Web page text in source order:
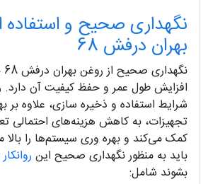
نگهداری صحیح و استفاده
بهران درفش 68
افزایش طول عمر و حفظ کیفیت آن دارد.
شرایط استفاده و ذخیره‌ سازی، علاوه بر
تجهیزات، به کاهش هزینه‌های احتمالی
کمک می‌کند و بهره‌ وری سیستم‌ها را بالا
باید به منظور نگهداری صحیح این
بشوند شامل: